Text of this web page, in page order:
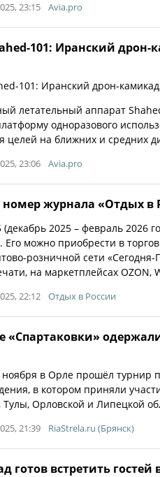
23:15 Avia.pro
101: Иранский дрон-
101: Иранский дрон-
летательный аппарат
одноразового
целей на ближних и средних
23:06 Avia.pro
журнала «Отдых в
2025 – февраль 2026
Его можно приобрести в
розничной сети
на маркетплейсах OZON,
22:12 Отдых в России
«Спартаковки»
в Орле прошёл турнир
в котором приняли
Орловской и Липецкой
21:39 RiaStrela.ru (Брянск)
готов встретить